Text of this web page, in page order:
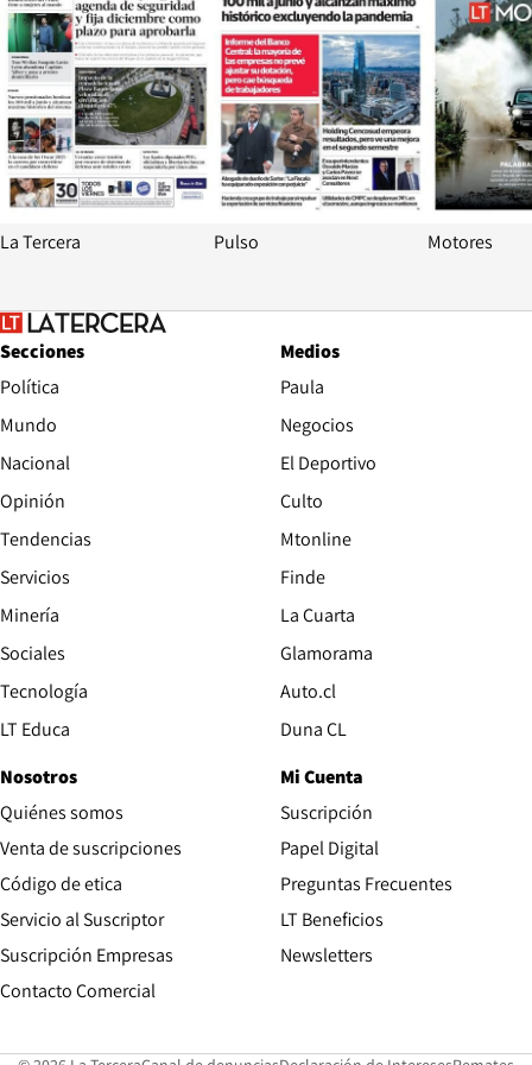
La Tercera Pulso Motores
Secciones
Política
Mundo
Nacional
Opinión
Tendencias
Servicios
Minería
Sociales
Tecnología
LT Educa
Medios
Paula
Negocios
El Deportivo
Culto
Mtonline
Finde
La Cuarta
Glamorama
Auto.clOpens in new window
Duna CLOpens in new window
Nosotros
Quiénes somos
Venta de suscripciones
Código de etica Opens in new window
Servicio al Suscriptor
Suscripción Empresas
Contacto ComercialOpens in new window
Mi Cuenta
Suscripción
Papel DigitalOpens in new
Preguntas Frecuentes
LT Beneficios
Newsletters